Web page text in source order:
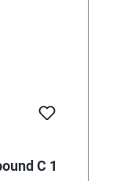
C 1